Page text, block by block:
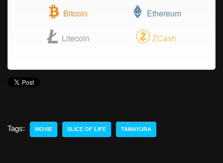
Bitcoin Ethereum
Litecoin ZCash
Tags: MOVIE SLICE OF LIFE TAMAYURA